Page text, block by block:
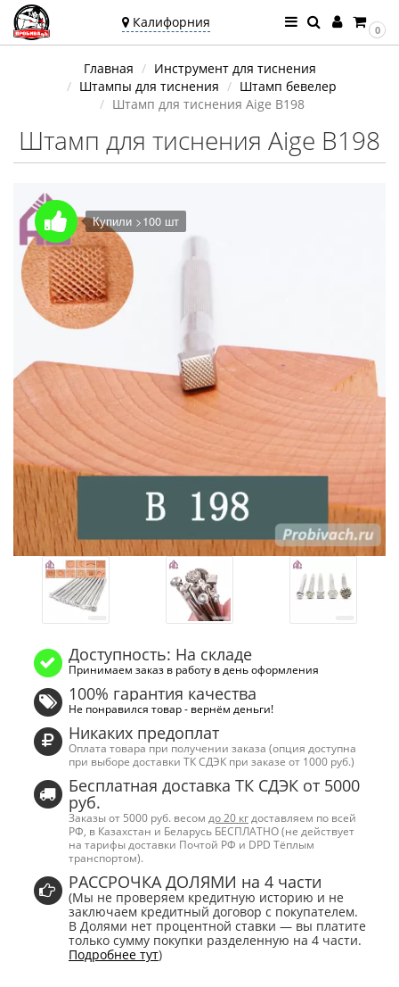
Калифорния
Калифорния
Угадали?
0
Главная
Инструмент для тиснения
Штампы для тиснения
Штамп бевелер
Штамп для тиснения Aige B198
Штамп для тиснения Aige B198
Купили >100 шт
Доступность: На складе
Принимаем заказ в работу в день оформления
100% гарантия качества
Не понравился товар - вернём деньги!
Никаких предоплат
Оплата товара при получении заказа (опция доступна
при выборе доставки ТК СДЭК при заказе от 1000 руб.)
Бесплатная доставка ТК СДЭК от 5000
руб.
Заказы от 5000 руб. весом до 20 кг доставляем по всей
РФ, в Казахстан и Беларусь БЕСПЛАТНО (не действует
на тарифы доставки Почтой РФ и DPD Тёплым
транспортом).
РАССРОЧКА ДОЛЯМИ на 4 части
(Мы не проверяем кредитную историю и не
заключаем кредитный договор с покупателем.
В Долями нет процентной ставки — вы платите
только сумму покупки разделенную на 4 части.
Подробнее тут)